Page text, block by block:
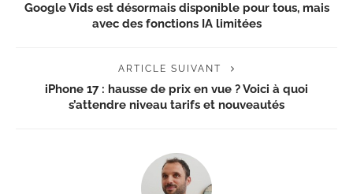
Google Vids est désormais disponible pour tous, mais
avec des fonctions IA limitées
ARTICLE SUIVANT
iPhone 17 : hausse de prix en vue ? Voici à quoi
s’attendre niveau tarifs et nouveautés